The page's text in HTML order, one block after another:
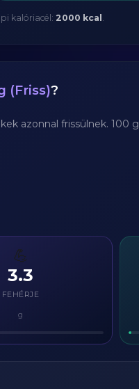
kalóriacél: 2000 kcal .
(Friss)?
azonnal frissülnek. 100 g
💪
3.3
FEHÉRJE
g